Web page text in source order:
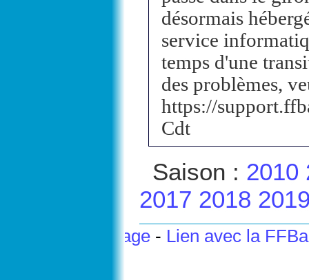
désormais
service
temps d'une
des problèmes,
https://
Cdt
Saison : 2010
2017 2018
Haut de page - Lien avec la